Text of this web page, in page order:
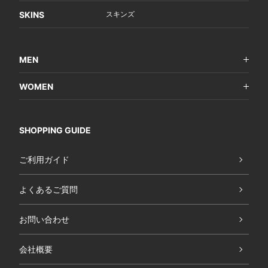
SKINS スキンズ
MEN
WOMEN
SHOPPING GUIDE
ご利用ガイド
よくあるご質問
お問い合わせ
会社概要